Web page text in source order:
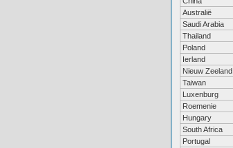
Australië
Saudi Arabia
Thailand
Poland
Ierland
Nieuw Zeeland
Taiwan
Luxenburg
Roemenie
Hungary
South Africa
Portugal